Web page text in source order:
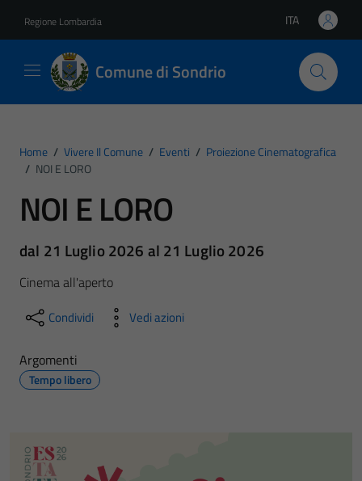
Regione Lombardia Lingua attiva:
ITA
Comune di Sondrio
Home / Vivere Il Comune / Eventi / Proiezione Cinematografica
/ NOI E LORO
NOI E LORO
dal 21 Luglio 2026 al 21 Luglio 2026
Cinema all'aperto
Condividi Vedi azioni
Argomenti
Tempo libero